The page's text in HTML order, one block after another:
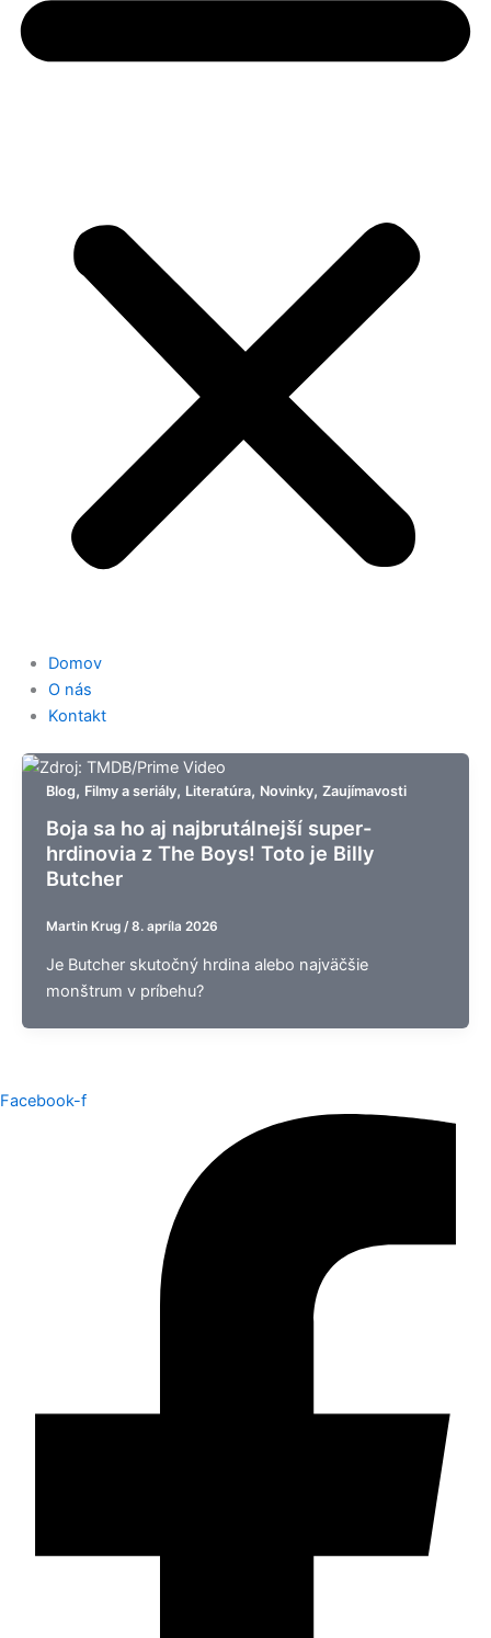
Domov
O nás
Kontakt
Blog, Filmy a seriály, Literatúra, Novinky, Zaujímavosti
Boja sa ho aj najbrutálnejší super-
hrdinovia z The Boys! Toto je Billy
Butcher
Martin Krug / 8. apríla 2026
Je Butcher skutočný hrdina alebo najväčšie
monštrum v príbehu?
Facebook-f